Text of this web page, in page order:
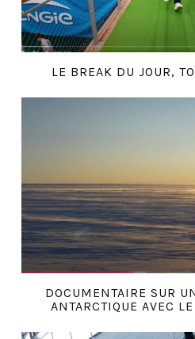
LE BREAK DU JOUR,
DOCUMENTAIRE SUR
ANTARCTIQUE AVEC